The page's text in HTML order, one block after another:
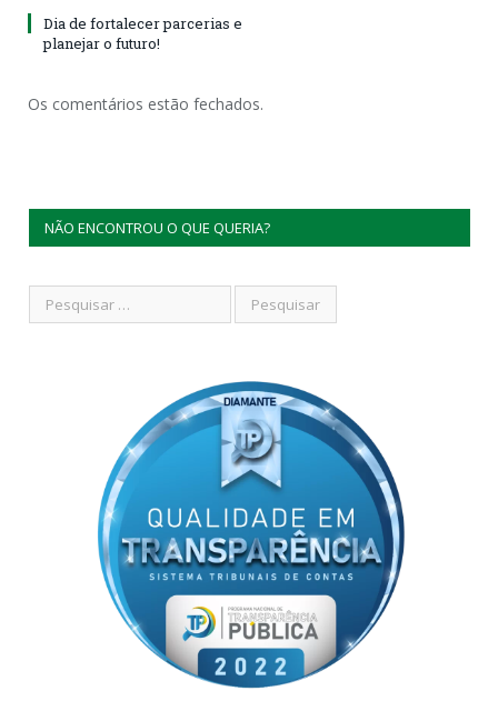
Dia de fortalecer parcerias e
planejar o futuro!
Os comentários estão fechados.
NÃO ENCONTROU O QUE QUERIA?